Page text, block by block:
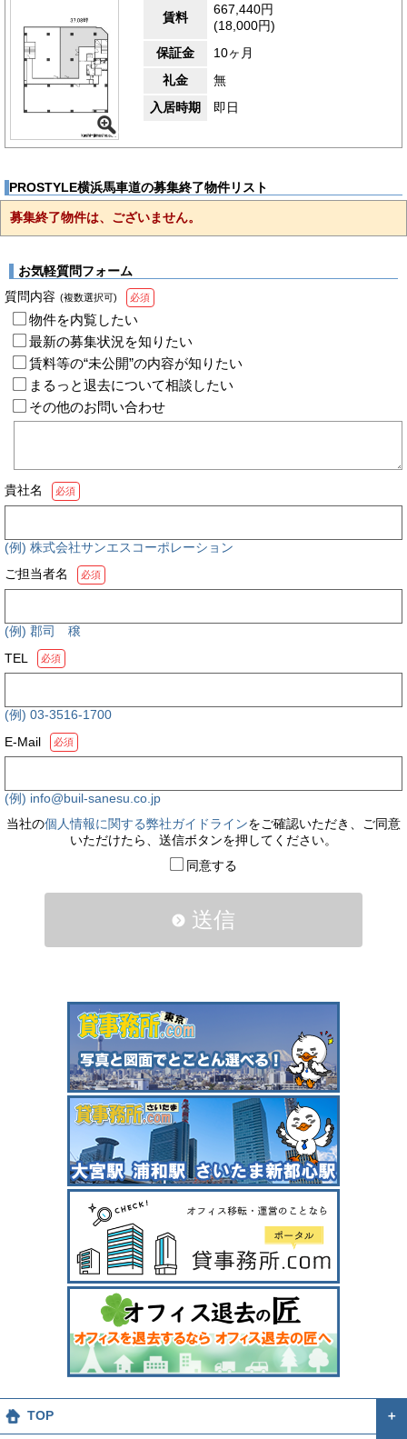
賃料
667,440円
(18,000円)
保証金
10ヶ月
礼金
無
入居時期
即日
PROSTYLE横浜馬車道の募集終了物件リスト
募集終了物件は、ございません。
お気軽質問フォーム
質問内容 (複数選択可) 必須
物件を内覧したい
最新の募集状況を知りたい
賃料等の“未公開”の内容が知りたい
まるっと退去について相談したい
その他のお問い合わせ
貴社名 必須
(例) 株式会社サンエスコーポレーション
ご担当者名
必須
(例) 郡司 穣
TEL
必須
(例) 03-3516-1700
E-Mail
必須
(例) info@buil-sanesu.co.jp
当社の個人情報に関する弊社ガイドラインをご確認いただき、ご同意
いただけたら、送信ボタンを押してください。
同意する
送信
TOP ＋